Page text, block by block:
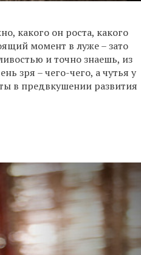
какого он роста, какого
момент в луже – зато
и точно знаешь, из
зря – чего-чего, а чутья у
в предвкушении развития